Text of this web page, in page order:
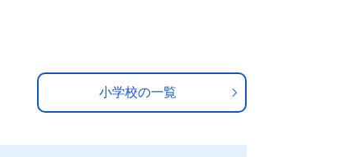
小学校の一覧